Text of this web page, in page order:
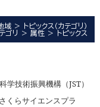
域
トピックス（カテゴリ）
ゴリ 属性 トピックス
学技術振興機構（JST）
くらサイエンスプラ